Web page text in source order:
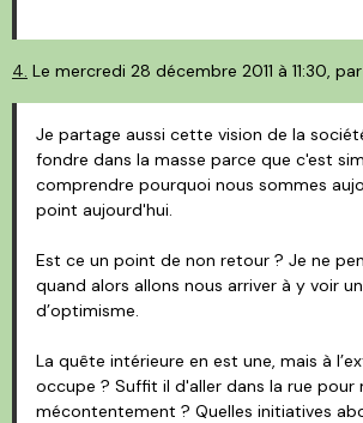
4. Le mercredi 28 décembre 2011 à 11:30, par
Je partage aussi cette vision de la
fondre dans la masse parce que c'est
comprendre pourquoi nous sommes
point aujourd'hui.
Est ce un point de non retour ? Je ne
quand alors allons nous arriver à y voir
d’optimisme.
La quête intérieure en est une, mais à
occupe ? Suffit il d'aller dans la rue pour
mécontentement ? Quelles initiatives